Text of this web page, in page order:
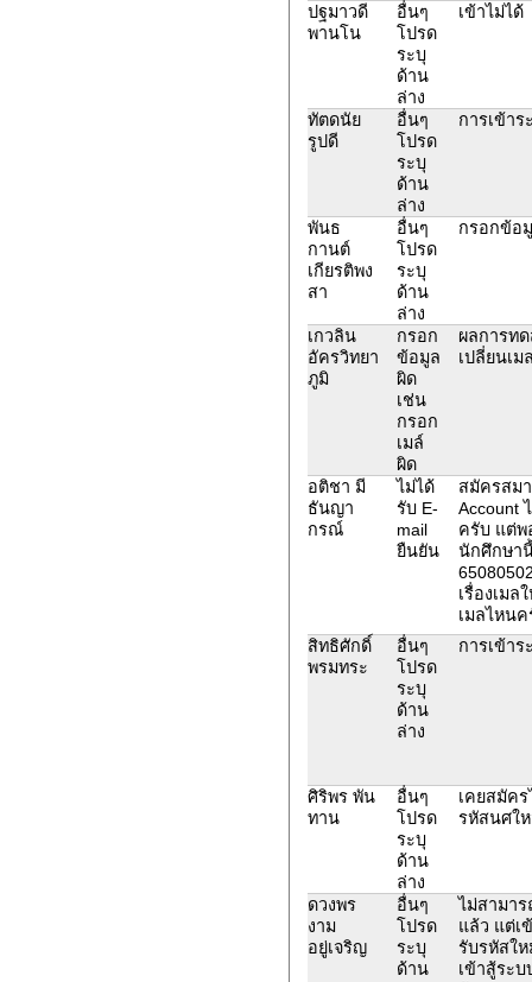
ปฐมาวดี
พานโน
อื่นๆ
โปรด
ระบุ
ด้าน
ล่าง
เข้าไม่ได้
ทัตดนัย
รูปดี
อื่นๆ
โปรด
ระบุ
ด้าน
ล่าง
การเข้า
พันธ
กานต์
เกียรติพง
สา
อื่นๆ
โปรด
ระบุ
ด้าน
ล่าง
กรอกข้อ
เกวลิน
อัครวิทยา
ภูมิ
กรอก
ข้อมูล
ผิด
เช่น
กรอก
เมล์
ผิด
ผลการท
เปลี่ยนเม
อติชา มี
ธันญา
กรณ์
ไม่ได้
รับ E-
mail
ยืนยัน
สมัครสม
Account
ครับ แต่พ
นักศึกษา
เรื่องเมล
เมลไหนค
สิทธิศักดิ์
พรมทระ
อื่นๆ
โปรด
ระบุ
ด้าน
ล่าง
การเข้า
ศิริพร พัน
ทาน
อื่นๆ
โปรด
ระบุ
ด้าน
ล่าง
เคยสมัค
รหัสนศใ
ดวงพร
งาม
อยู่เจริญ
อื่นๆ
โปรด
ระบุ
ด้าน
ไม่สามาร
แล้ว แต่เ
รับรหัสใ
เข้าสู้ระ